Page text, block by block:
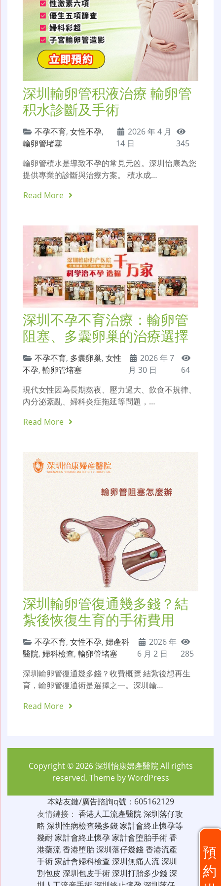
深圳輸卵管积液治療 輸卵管
积水診斷及手術
不孕不育, 女性不孕,
輸卵管堵塞
2026 年 4 月
14 日
345
輸卵管積水是導致不孕的常見元凶。深圳怡康為您
提供專業的診斷與治療方案。 積水成…
Read More
深圳不孕不育治療：輸卵管
阻塞、多囊卵巢的治療選擇
不孕不育, 多囊卵巢, 女性
不孕, 輸卵管堵塞
2026 年 7
月 30 日
64
現代女性因為長期熬夜、壓力過大、飲食不規律、
內分泌紊亂、婦科炎症拖延等問題，…
Read More
深圳輸卵管復通幾多錢？結
紮後恢復生育的手術費用
不孕不育, 女性不孕, 婦產科
醫院, 婦科檢查, 輸卵管堵塞
2026 年
6 月 2 日
285
深圳輸卵管復通幾多錢？收費概覽 結紮後想再生
育，輸卵管復通術是選擇之一。深圳輸…
Read More
預
約
Copyright © 2026深圳怡康婦產醫院All rights
reserved. Theme byWordPress
本站友鏈/廣告諮詢q號：605162129
友情鏈接： 香港人工流產醫院深圳落仔攻
略 深圳性病檢查幾多錢家計會終止懷孕等
幾耐家計會終止懷孕家計會堕胎手術香
港藥流香港堕胎深圳落仔幾錢香港流產
手術家計會婦科檢查 深圳無痛人流深圳
割包皮 深圳包皮手術深圳打胎多少錢深